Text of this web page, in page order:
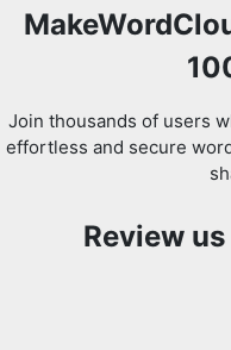
Join thousands of users
effortless and secure
Review